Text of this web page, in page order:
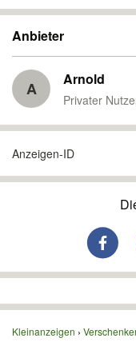
Anbieter
A Arnold
Privater
Anzeigen-ID
Kleinanzeigen